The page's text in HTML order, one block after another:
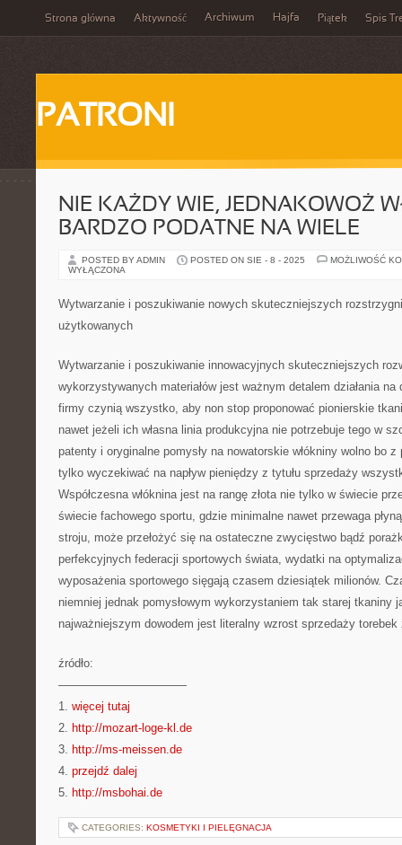
Strona główna Aktywność Archiwum Hajfa Piątek Spis
PATRONI
NIE KAŻDY WIE, JEDNAKOWOŻ
BARDZO PODATNE NA WIELE
POSTED BY ADMIN POSTED ON SIE - 8 - 2025
MOŻLIWOŚĆ
WYŁĄCZONA
Wytwarzanie i poszukiwanie nowych skuteczniejszych
użytkowanych
Wytwarzanie i poszukiwanie innowacyjnych skuteczniejszych
wykorzystywanych materiałów jest ważnym detalem działania
firmy czynią wszystko, aby non stop proponować pionierskie
nawet jeżeli ich własna linia produkcyjna nie potrzebuje tego w
patenty i oryginalne pomysły na nowatorskie włókniny wolno bo
tylko wyczekiwać na napływ pieniędzy z tytułu sprzedaży
Współczesna włóknina jest na rangę złota nie tylko w świecie
świecie fachowego sportu, gdzie minimalne nawet przewaga
stroju, może przełożyć się na ostateczne zwycięstwo bądź
perfekcyjnych federacji sportowych świata, wydatki na
wyposażenia sportowego sięgają czasem dziesiątek milionów.
niemniej jednak pomysłowym wykorzystaniem tak starej tkaniny
najważniejszym dowodem jest literalny wzrost sprzedaży torebek
źródło:
———————————
1. więcej tutaj
2. http://mozart-loge-kl.de
3. http://ms-meissen.de
4. przejdź dalej
5. http://msbohai.de
CATEGORIES: KOSMETYKI I PIELĘGNACJA